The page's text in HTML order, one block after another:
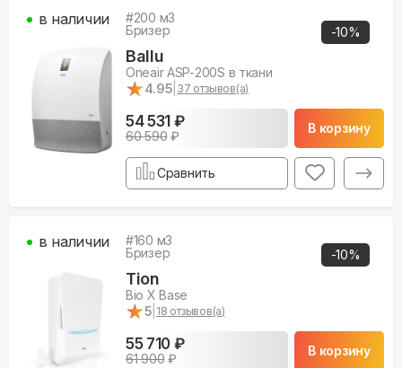
-10%
#200 м3
Бризер
Ballu
Oneair ASP-200S в ткани
★
★4.95 37 отзывов(а)
54 531 ₽
60 590₽
В корзину
в наличии
Сравнить
-10%
#160 м3
Бризер
Tion
Bio X Base
★
★5 18 отзывов(а)
55 710 ₽
61 900₽
В корзину
в наличии